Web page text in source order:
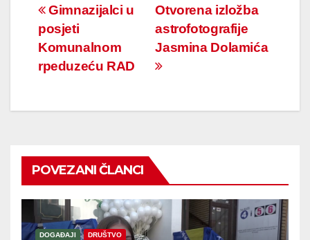
Navigacija
članaka
Otvorena izložba
astrofotografije
Jasmina Dolamića
Gimnazijalci u
posjeti
Komunalnom
rpeduzeću RAD
POVEZANI ČLANCI
DOGAĐAJI DRUŠTVO